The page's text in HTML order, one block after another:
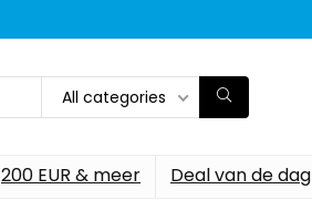
All categories
200 EUR & meer Deal van de dag